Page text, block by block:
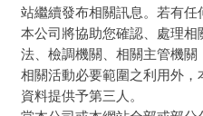
站繼續發布相關訊息。若有任
本公司將協助您確認、處理相
法、檢調機關、相關主管機
相關活動必要範圍之利用外，
資料提供予第三人。